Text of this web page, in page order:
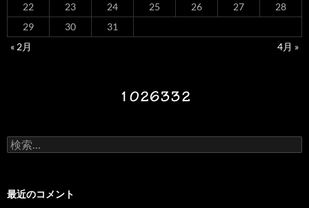
22
23 24 25 26 27
28
29
30
31
« 2月
4月 »
検
索:
最近のコメント